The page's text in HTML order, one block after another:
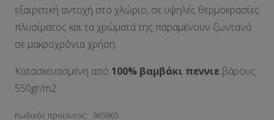
εξαιρετική αντοχή στο χλώριο, σε υψηλές θερμοκρασίες
πλυσίματος και τα χρώματά της παραμένουν ζωντανά
σε μακροχρόνια χρήση.
Κατασκευασμένη από 100% βαμβάκι πεννιε βάρους
550gr/m2
Κωδικός προϊόντος: 965965